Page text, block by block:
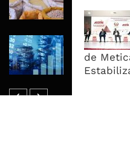
de
Oferta
Dívida
PIB e